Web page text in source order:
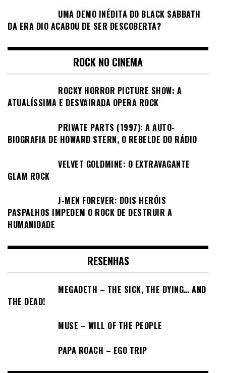
UMA DEMO INÉDITA DO BLACK SABBATH
DA ERA DIO ACABOU DE SER DESCOBERTA?
ROCK NO CINEMA
ROCKY HORROR PICTURE SHOW: A
ATUALÍSSIMA E DESVAIRADA OPERA ROCK
PRIVATE PARTS (1997): A AUTO-
BIOGRAFIA DE HOWARD STERN, O REBELDE DO RÁDIO
VELVET GOLDMINE: O EXTRAVAGANTE
GLAM ROCK
J-MEN FOREVER: DOIS HERÓIS
PASPALHOS IMPEDEM O ROCK DE DESTRUIR A
HUMANIDADE
RESENHAS
MEGADETH – THE SICK, THE DYING… AND
THE DEAD!
MUSE – WILL OF THE PEOPLE
PAPA ROACH – EGO TRIP